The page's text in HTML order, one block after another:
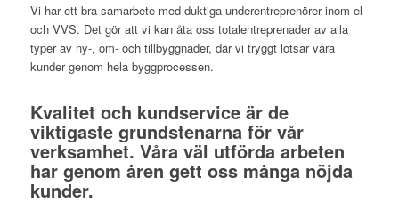
Vi har ett bra samarbete med duktiga underentreprenörer inom el
och VVS. Det gör att vi kan åta oss totalentreprenader av alla
typer av ny-, om- och tillbyggnader, där vi tryggt lotsar våra
kunder genom hela byggprocessen.
Kvalitet och kundservice är de
viktigaste grundstenarna för vår
verksamhet. Våra väl utförda arbeten
har genom åren gett oss många nöjda
kunder.